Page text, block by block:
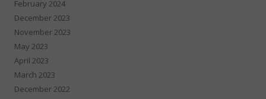
February 2024
December 2023
November 2023
May 2023
April 2023
March 2023
December 2022